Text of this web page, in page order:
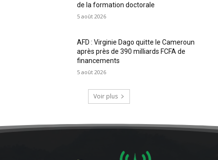
de la formation doctorale
5 août 2026
AFD : Virginie Dago quitte le Cameroun
après près de 390 milliards FCFA de
financements
5 août 2026
Voir plus